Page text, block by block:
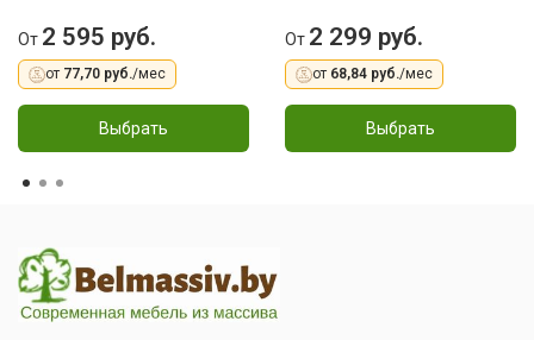
От 2 595 руб.
от 77,70 руб./мес
Выбрать
От 2 299 руб.
от 68,84 руб./мес
Выбрать